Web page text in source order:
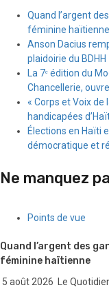
Quand l’argent
féminine haïtienne
Anson Dacius
plaidoirie du BDHH
La 7ᵉ édition du
Chancellerie,
« Corps et Voix de
handicapées
Élections en Haïti
démocratique et
Ne manquez
Points de vue
Quand l’argent des
féminine haïtienne
5 août 2026 Le